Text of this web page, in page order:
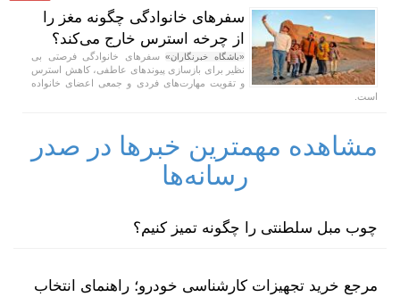
سفر‌های خانوادگی چگونه مغز را
از چرخه استرس خارج می‌کند؟
«باشگاه خبرنگاران»سفر‌های خانوادگی فرصتی بی
نظیر برای بازسازی پیوند‌های عاطفی، کاهش استرس
و تقویت مهارت‌های فردی و جمعی اعضای خانواده
است.
مشاهده مهمترین خبرها در صدر
رسانه‌ها
چوب مبل سلطنتی را چگونه تمیز کنیم؟
مرجع خرید تجهیزات کارشناسی خودرو؛ راهنمای انتخاب